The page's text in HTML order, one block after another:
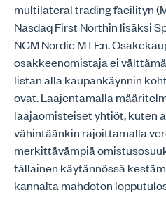
multilateral trading facilityn
Nasdaq First Northin lisäksi
NGM Nordic MTF:n.
osakkeenomistaja ei
listan alla kaupankäynnin
ovat. Laajentamalla
laajaomisteiset yhtiöt, kuten
vähintäänkin rajoittamalla
merkittävämpiä
tällainen käytännössä
kannalta mahdoton